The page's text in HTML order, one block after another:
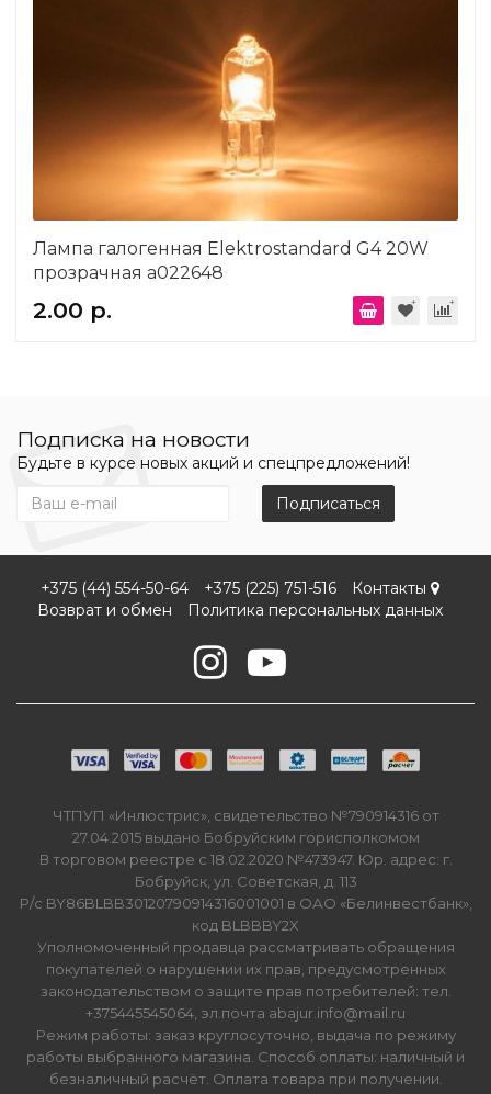
Лампа галогенная Elektrostandard G4 20W
прозрачная a022648
2.00 р.
Подписка на новости
Будьте в курсе новых акций и спецпредложений!
Подписаться
+375 (44) 554-50-64 +375 (225) 751-516
Контакты
Возврат и обмен
Политика персональных данных
ЧТПУП «Инлюстрис», свидетельство №790914316 от
27.04.2015 выдано Бобруйским горисполкомом
В торговом реестре с 18.02.2020 №473947. Юр. адрес: г.
Бобруйск, ул. Советская, д. 113
Р/с BY86BLBB30120790914316001001 в ОАО «Белинвестбанк»,
код BLBBBY2X
Уполномоченный продавца рассматривать обращения
покупателей о нарушении их прав, предусмотренных
законодательством о защите прав потребителей: тел.
+375445545064, эл.почта abajur.info@mail.ru
Режим работы: заказ круглосуточно, выдача по режиму
работы выбранного магазина. Способ оплаты: наличный и
безналичный расчёт. Оплата товара при получении.